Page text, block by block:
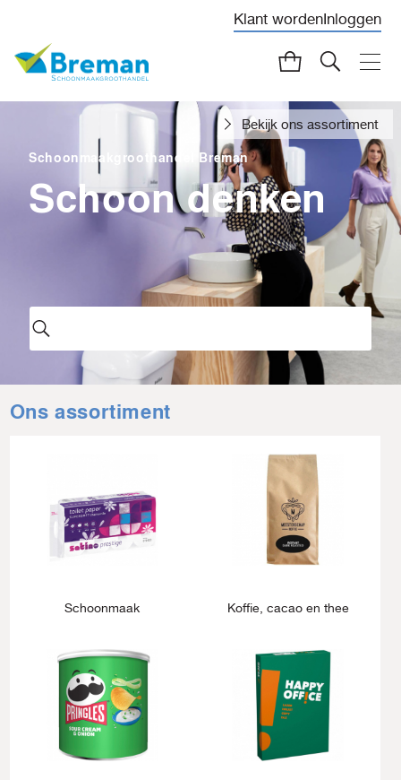
Klant wordenInloggen
Schoonmaakgroothandel Breman
Schoon denken
Bekijk ons assortiment
Ons assortiment
Schoonmaak Koffie, cacao en thee